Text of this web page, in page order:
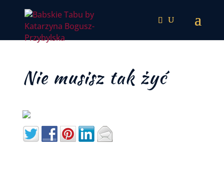
Nie musisz tak żyć